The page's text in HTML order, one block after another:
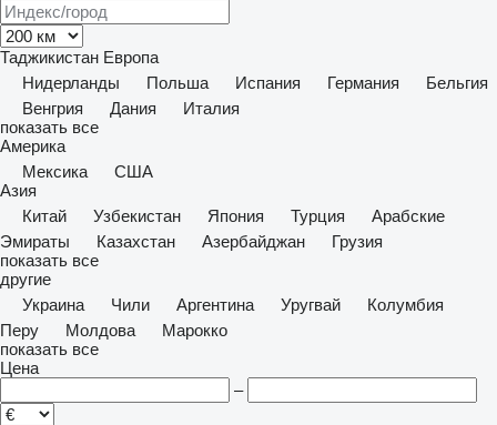
Таджикистан Европа
Нидерланды
Польша Испания Германия
Бельгия
Венгрия
Дания
Италия
показать все
Америка
Мексика
США
Азия
Китай
Узбекистан Япония Турция
Арабские
Эмираты
Казахстан Азербайджан
Грузия
показать все
другие
Украина
Чили Аргентина Уругвай
Колумбия
Перу
Молдова
Марокко
показать все
Цена
–